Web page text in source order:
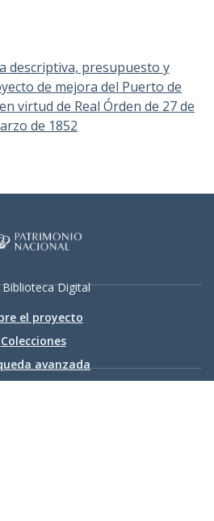
descriptiva, presupuesto y
de mejora del Puerto de
virtud de Real Órden de 27 de
de 1852
Biblioteca Digital
el proyecto
Colecciones
avanzada